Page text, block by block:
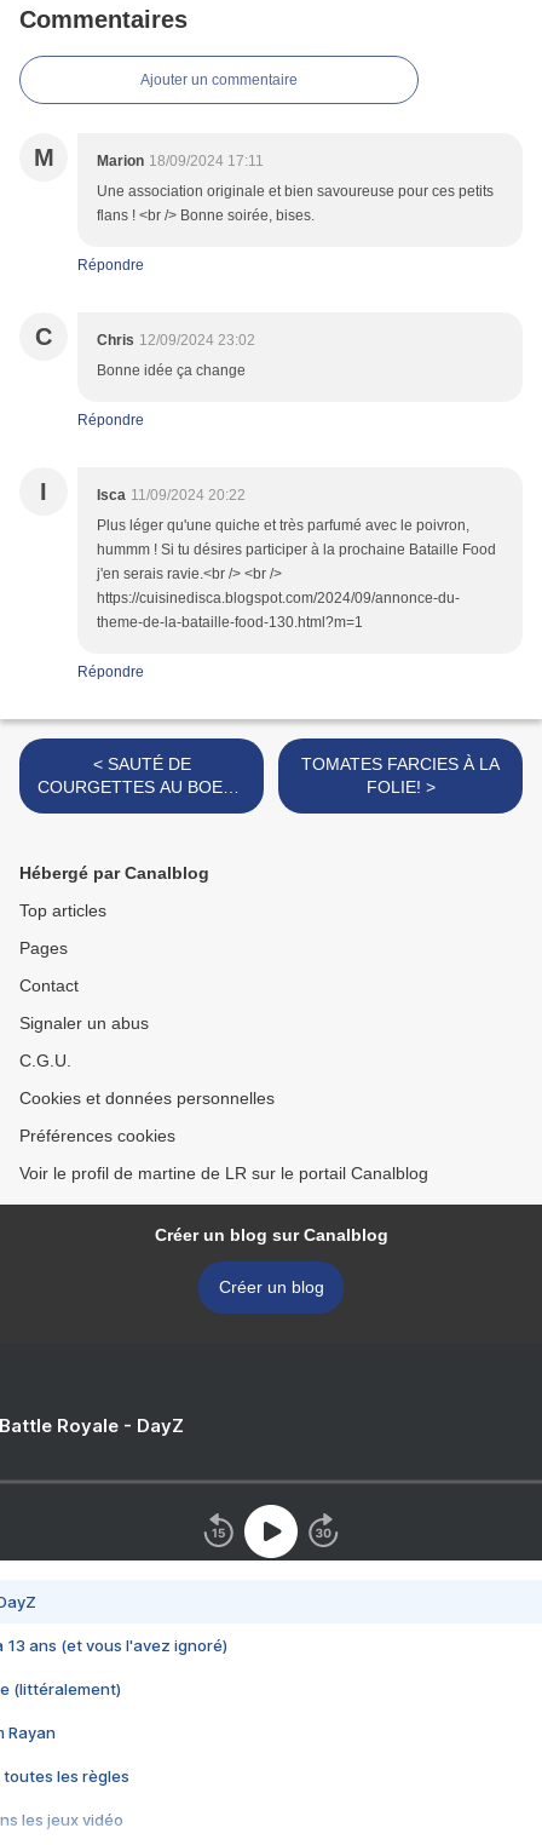
Commentaires
Ajouter un commentaire
M Marion 18/09/2024 17:11
Une association originale et bien savoureuse pour ces petits
flans ! <br /> Bonne soirée, bises.
Répondre
C Chris 12/09/2024 23:02
Bonne idée ça change
Répondre
I Isca 11/09/2024 20:22
Plus léger qu'une quiche et très parfumé avec le poivron,
hummm ! Si tu désires participer à la prochaine Bataille Food
j'en serais ravie.<br /> <br />
https://cuisinedisca.blogspot.com/2024/09/annonce-du-
theme-de-la-bataille-food-130.html?m=1
Répondre
< SAUTÉ DE
COURGETTES AU BOEUF
HACHÉ
TOMATES FARCIES À LA
FOLIE! >
Hébergé par Canalblog
Top articles
Pages
Contact
Signaler un abus
C.G.U.
Cookies et données personnelles
Préférences cookies
Voir le profil de martine de LR sur le portail Canalblog
Créer un blog sur Canalblog
Créer un blog
Royale - DayZ
13 ans (et vous l'avez ignoré)
(littéralement)
Rayan
toutes les règles
les jeux vidéo